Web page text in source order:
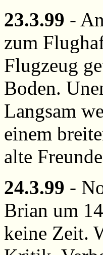
23.3.99 -
zum
Flugzeug
Boden.
Langsam
einem
alte
24.3.99 -
Brian um
keine Zeit.